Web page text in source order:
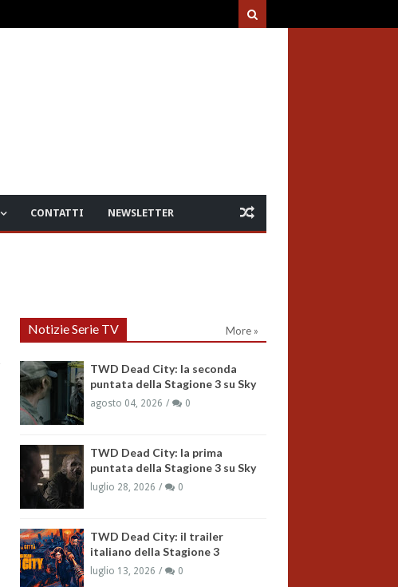
CONTATTI NEWSLETTER
Notizie Serie TV More »
TWD Dead City: la seconda
puntata della Stagione 3 su Sky
agosto 04, 2026 0
TWD Dead City: la prima
puntata della Stagione 3 su Sky
luglio 28, 2026 0
TWD Dead City: il trailer
italiano della Stagione 3
luglio 13, 2026 0